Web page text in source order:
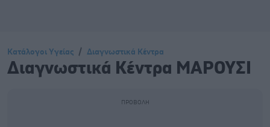
Κατάλογοι Υγείας Διαγνωστικά Κέντρα
Διαγνωστικά Κέντρα ΜΑΡΟΥΣΙ